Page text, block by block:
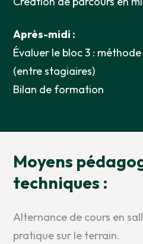
Après-midi :
Évaluer le bloc 3 :
(entre stagiaires)
Bilan de formation
Moyens
techniques :
Alternance de cours en
pratique sur le terrain.